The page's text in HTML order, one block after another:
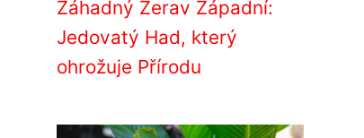
Záhadný Zerav Západní:
Jedovatý Had, který
ohrožuje Přírodu